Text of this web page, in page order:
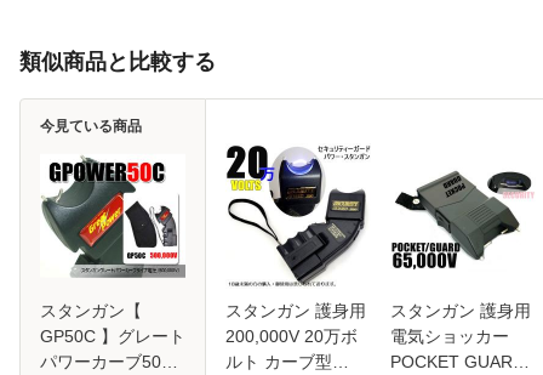
類似商品と比較する
スタンガン【
GP50C 】グレート
パワーカーブ50万
今見ている商品
スタンガン 護身用
200,000V 20万ボ
ルト カーブ型
スタンガン 護身用
電気ショッカー
POCKET GUARD